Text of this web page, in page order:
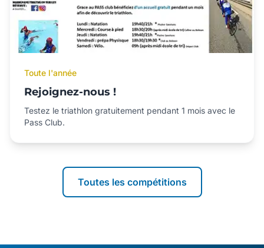
Toute l'année
Rejoignez-nous !
Testez le triathlon gratuitement pendant 1 mois avec le
Pass Club.
Toutes les compétitions